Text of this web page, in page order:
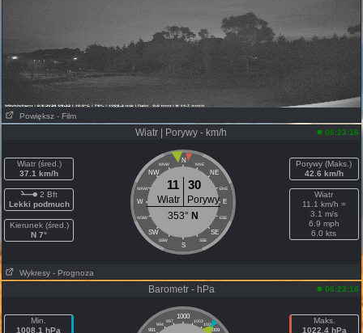
Powiększ - Film
Wiatr | Porywy - km/h 06:23:16
Wiatr (śred.)
37.1 km/h
2 Bft
Lekki podmuch
Kierunek (śred.)
N 7°
N
NNW NNE
NW NE
WNW ENE
W E
WSW ESE
SW SE
SSW SSE
S
11 30
Wiatr
Porywy
353° N
Porywy (Maks.)
42.6 km/h
Wiatr
11.1 km/h =
3.1 m/s
6.9 mph
6.0 kts
Wykresy - Prognoza
Barometr - hPa 06:23:16
Min.
1008.1 hPa
1000
997 1003
994
1006
991
1009
Maks.
1022.4 hPa